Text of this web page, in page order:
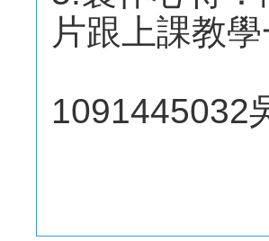
片跟上課教
1091445032